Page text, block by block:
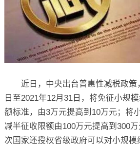
近日，中央出台普惠性减税政策
日至2021年12月31日，将免征小规
额标准，由3万元提高到10万元；将
减半征收限额由100万元提高到300
次国家还授权省级政府可以对小规模